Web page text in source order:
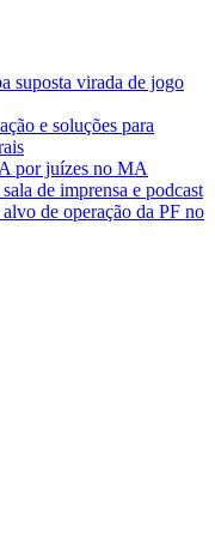
suposta virada de jogo
e soluções para
por juízes no MA
de imprensa e podcast
de operação da PF no